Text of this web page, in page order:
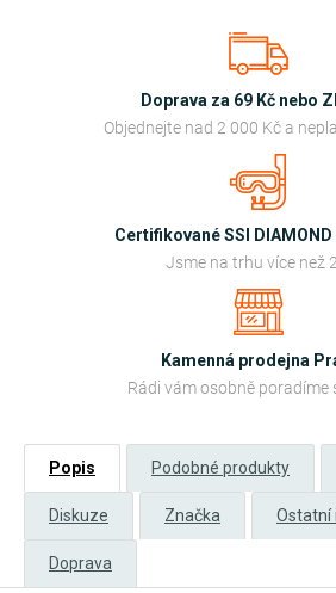
Doprava za 69 Kč nebo
Objednejte nad 2 000 Kč a
Certifikované SSI DIAMOND
Jsme na trhu více než
Kamenná prodejna
Rádi vám osobně poradíme
Popis Podobné produkty
Diskuze Značka Ostatní
Doprava